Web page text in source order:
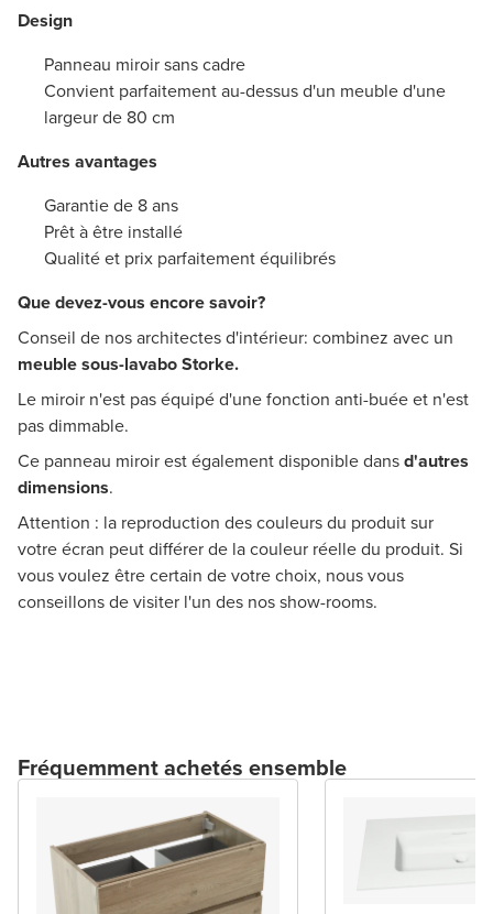
Design
Panneau miroir sans cadre
Convient parfaitement au-dessus d'un meuble d'une
largeur de 80 cm
Autres avantages
Garantie de 8 ans
Prêt à être installé
Qualité et prix parfaitement équilibrés
Que devez-vous encore savoir?
Conseil de nos architectes d'intérieur: combinez avec un
meuble sous-lavabo Storke.
Le miroir n'est pas équipé d'une fonction anti-buée et n'est
pas dimmable.
Ce panneau miroir est également disponible dansd'autres
dimensions.
Attention : la reproduction des couleurs du produit sur
votre écran peut différer de la couleur réelle du produit. Si
vous voulez être certain de votre choix, nous vous
conseillons de visiter l'un des nos show-rooms.
Fréquemment achetés ensemble